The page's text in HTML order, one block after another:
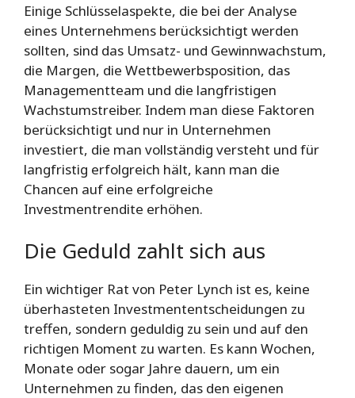
Einige Schlüsselaspekte, die bei der Analyse
eines Unternehmens berücksichtigt werden
sollten, sind das Umsatz- und Gewinnwachstum,
die Margen, die Wettbewerbsposition, das
Managementteam und die langfristigen
Wachstumstreiber. Indem man diese Faktoren
berücksichtigt und nur in Unternehmen
investiert, die man vollständig versteht und für
langfristig erfolgreich hält, kann man die
Chancen auf eine erfolgreiche
Investmentrendite erhöhen.
Die Geduld zahlt sich aus
Ein wichtiger Rat von Peter Lynch ist es, keine
überhasteten Investmententscheidungen zu
treffen, sondern geduldig zu sein und auf den
richtigen Moment zu warten. Es kann Wochen,
Monate oder sogar Jahre dauern, um ein
Unternehmen zu finden, das den eigenen